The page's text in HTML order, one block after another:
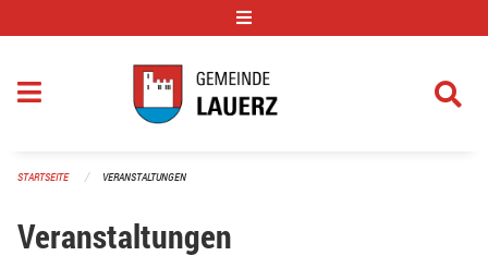
STARTSEITE VERANSTALTUNGEN
Veranstaltungen